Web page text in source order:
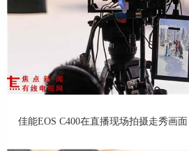
佳能EOS C400在直播现场拍摄走秀画面